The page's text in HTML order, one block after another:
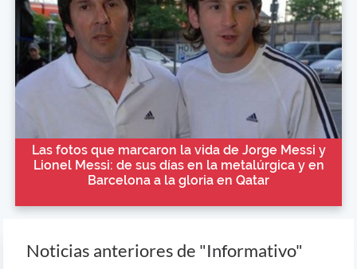
Las fotos que marcaron la vida de Jorge Messi y
Lionel Messi: de sus días en la metalúrgica y en
Barcelona a la gloria en Qatar
Noticias anteriores de "Informativo"